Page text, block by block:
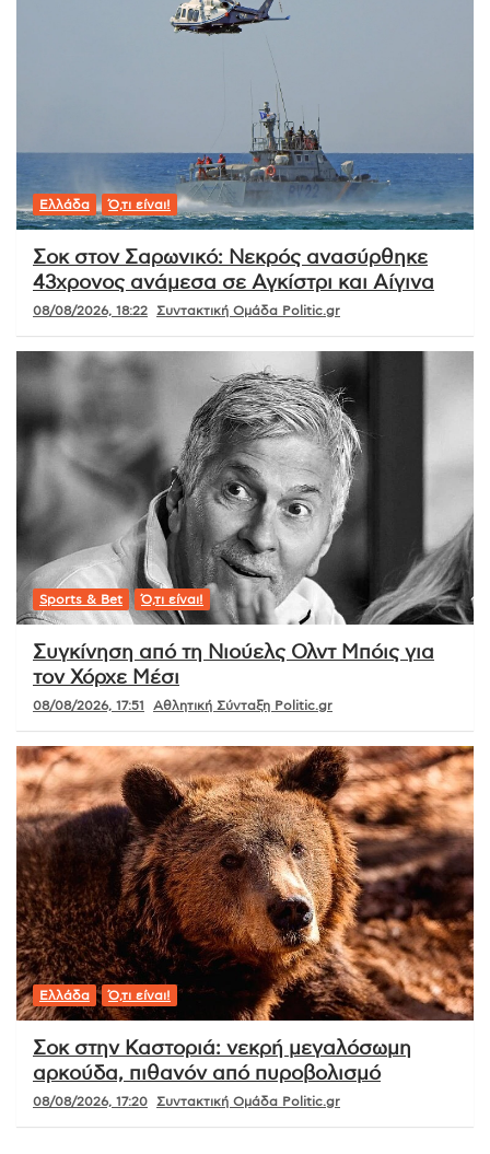
Ελλάδα Ό,τι είναι!
Σοκ στον Σαρωνικό: Νεκρός ανασύρθηκε
43χρονος ανάμεσα σε Αγκίστρι και Αίγινα
08/08/2026, 18:22 Συντακτική Ομάδα Politic.gr
Sports & Bet Ό,τι είναι!
Συγκίνηση από τη Νιούελς Ολντ Μπόις για
τον Χόρχε Μέσι
08/08/2026, 17:51 Αθλητική Σύνταξη Politic.gr
Ελλάδα Ό,τι είναι!
Σοκ στην Καστοριά: νεκρή μεγαλόσωμη
αρκούδα, πιθανόν από πυροβολισμό
08/08/2026, 17:20 Συντακτική Ομάδα Politic.gr